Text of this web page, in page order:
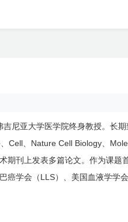
尼亚大学医学院终身教授。长
Cell Nature Cell Biology
期刊上发表多篇论文。作为课题
癌学会（ LLS）、美国血液学学